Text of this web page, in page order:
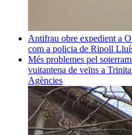
Antifrau obre expedient a
com a policia de Ripoll
Més problemes pel
vuitantena de veïns a
Agències